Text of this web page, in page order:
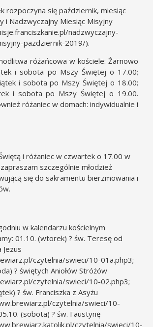
rozpoczyna się październik, miesiąc
i Nadzwyczajny Miesiąc Misyjny
nadzwyczajny-
pazdziernik-2019/).
różańcowa w kościele: Żarnowo
i sobota po Mszy Świętej o 17.00;
i sobota po Mszy Świętej o 18.00;
i sobota po Mszy Świętej o 19.00.
różaniec w domach: indywidualnie i
i różaniec w czwartek o 17.00 w
szczególnie młodzież
się do sakramentu bierzmowania i
w kalendarzu kościelnym
01.10. (wtorek) ? św. Teresę od
Jezus
czytelnia/swieci/10-01a.php3;
? świętych Aniołów Stróżów
czytelnia/swieci/10-02.php3;
? św. Franciszka z Asyżu
czytelnia/swieci/10-
(sobota) ? św. Faustynę
czytelnia/swieci/10-